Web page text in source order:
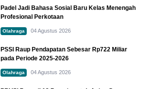
Padel Jadi Bahasa Sosial Baru Kelas Menengah
Profesional Perkotaan
Olahraga 04 Agustus 2026
PSSI Raup Pendapatan Sebesar Rp722 Miliar
pada Periode 2025-2026
Olahraga 04 Agustus 2026